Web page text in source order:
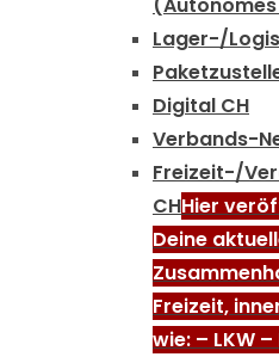
Lager-/
Digital CH
Verbands-
Freizeit-/
CHHier
Deine
Freizeit,
wie: – LKW